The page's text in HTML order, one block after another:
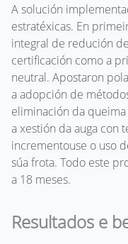
A solución
estratéxicas. En
integral de redución
certificación como a
neutral. Apostaron
a adopción de
eliminación da
a xestión da auga con
incrementouse o uso
súa frota. Todo este
a 18 meses.
Resultados e